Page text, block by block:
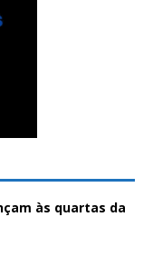
às quartas da